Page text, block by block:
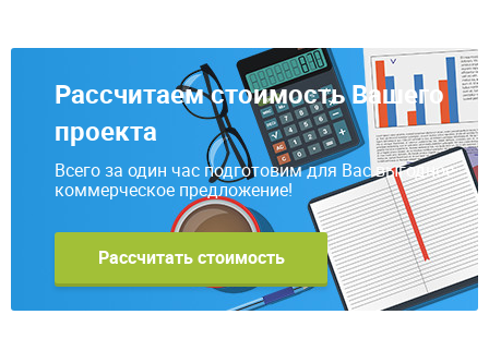
Рассчитаем стоимость Вашего
проекта
Всего за один час подготовим для Вас выгодное
коммерческое предложение!
Рассчитать стоимость